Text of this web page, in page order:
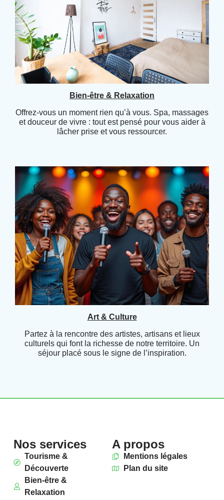
Bien-être & Relaxation
Offrez-vous un moment rien qu’à vous. Spa, massages
et douceur de vivre : tout est pensé pour vous aider à
lâcher prise et vous ressourcer.
Art & Culture
Partez à la rencontre des artistes, artisans et lieux
culturels qui font la richesse de notre territoire. Un
séjour placé sous le signe de l’inspiration.
Nos services
Tourisme &
Découverte
Bien-être &
Relaxation
A propos
Mentions légales
Plan du site